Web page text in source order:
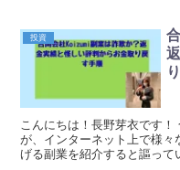
投資
こんにちは！長野芽衣です
が、インターネット上で様
げる副業を紹介すると謳って